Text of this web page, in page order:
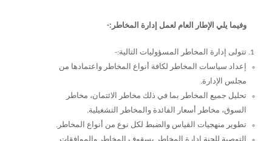
وفيما يلي الإطار العام لعمل إدارة المخاطر:-
تتولى إدارة المخاطر المسؤوليات التالية:-
إعداد سياسات المخاطر لكافة أنواع المخاطر واعتمادها من
مجلس الإدارة.
تحليل جميع المخاطر بما في ذلك مخاطر الائتمان، مخاطر
السوق، مخاطر أسعار الفائدة والمخاطر التشغيلية.
تطوير منهجيات القياس والضبط لكل نوع من أنواع المخاطر.
التوصية للجنة إدارة المخاطر بسقوف المخاطر والموافقات